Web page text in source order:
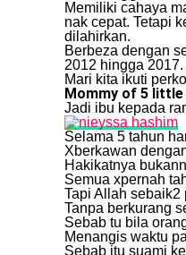
Memiliki cahaya
nak cepat. Tetapi
dilahirkan.
Berbeza dengan
2012 hingga 2017.
Mari kita ikuti
Mommy of 5 little
Jadi ibu kepada
Selama 5 tahun
Xberkawan
Hakikatnya
Semua xpernah
Tapi Allah sebaik2
Tanpa berkurang
Sebab tu bila
Menangis waktu
Sebab itu suami